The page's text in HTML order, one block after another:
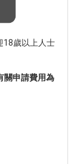
18歲以上人士
關申請費用為